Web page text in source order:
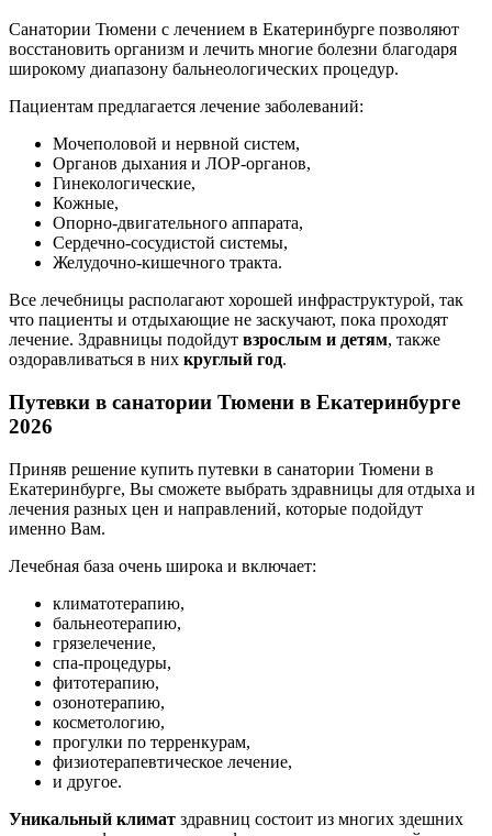
Санатории Тюмени с лечением в Екатеринбурге позволяют
восстановить организм и лечить многие болезни благодаря
широкому диапазону бальнеологических процедур.
Пациентам предлагается лечение заболеваний:
Мочеполовой и нервной систем,
Органов дыхания и ЛОР-органов,
Гинекологические,
Кожные,
Опорно-двигательного аппарата,
Сердечно-сосудистой системы,
Желудочно-кишечного тракта.
Все лечебницы располагают хорошей инфраструктурой, так
что пациенты и отдыхающие не заскучают, пока проходят
лечение. Здравницы подойдут взрослым и детям, также
оздоравливаться в них круглый год.
Путевки в санатории Тюмени в Екатеринбурге
2026
Приняв решение купить путевки в санатории Тюмени в
Екатеринбурге, Вы сможете выбрать здравницы для отдыха и
лечения разных цен и направлений, которые подойдут
именно Вам.
Лечебная база очень широка и включает:
климатотерапию,
бальнеотерапию,
грязелечение,
спа-процедуры,
фитотерапию,
озонотерапию,
косметологию,
прогулки по терренкурам,
физиотерапевтическое лечение,
и другое.
Уникальный климат здравниц состоит из многих здешних